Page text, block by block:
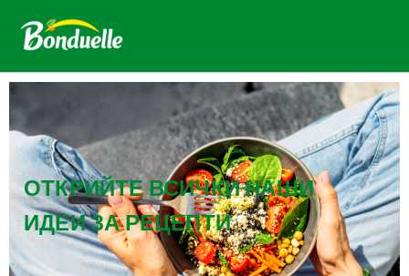
ОТКРИЙТЕ ВСИЧКИ НАШИ
ИДЕИ ЗА РЕЦЕПТИ